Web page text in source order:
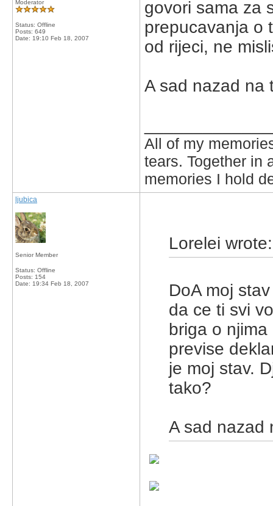
Moderator
Status: Offline
Posts: 649
Date: 19:10 Feb 18, 2007
govori sama za
prepucavanja o
od rijeci, ne
A sad nazad na
All of my
tears. Together in
memories I hold
ljubica
Senior Member
Status: Offline
Posts: 154
Date: 19:34 Feb 18, 2007
Lorelei wrote:
DoA moj
da ce ti svi
briga o
previse
je moj stav.
tako?
A sad nazad